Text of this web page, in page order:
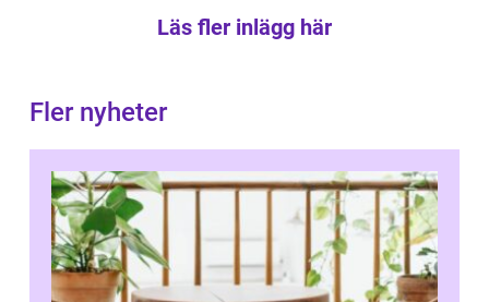
Läs fler inlägg här
Fler nyheter